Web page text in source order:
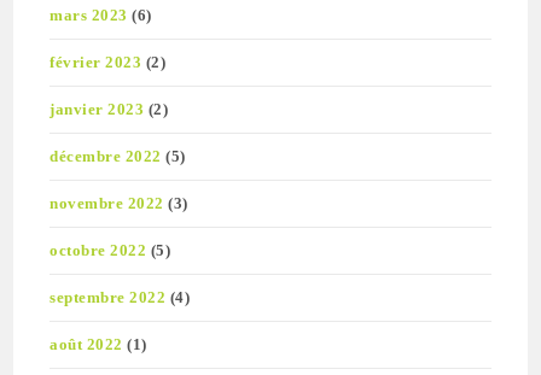
mars 2023 (6)
février 2023 (2)
janvier 2023 (2)
décembre 2022 (5)
novembre 2022 (3)
octobre 2022 (5)
septembre 2022 (4)
août 2022 (1)